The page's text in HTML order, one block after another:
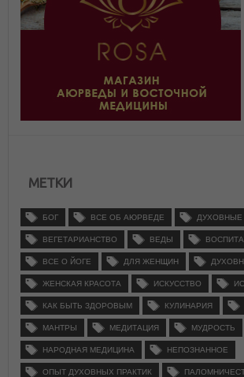
МЕТКИ
БОГ ВСЕ ОБ АЮРВЕДЕ ДУХОВНЫЕ
ВЕГЕТАРИАНСТВО ВЕДЫ
ВСЕ О ЙОГЕ ДЛЯ ЖЕНЩИН
ЖЕНСКАЯ КРАСОТА ИСКУССТВО
КАК БЫТЬ ЗДОРОВЫМ КУЛИНАРИЯ
МАНТРЫ МЕДИТАЦИЯ МУДРОСТЬ
НАРОДНАЯ МЕДИЦИНА НЕПОЗНАННОЕ
ОПЫТ ДУХОВНЫХ ПРАКТИК